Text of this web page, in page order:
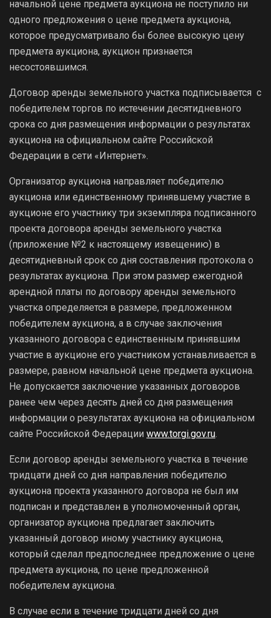
начальной цене предмета аукциона не поступило ни
одного предложения о цене предмета аукциона,
которое предусматривало бы более высокую цену
предмета аукциона, аукцион признается
несостоявшимся.
Договор аренды земельного участка подписывается с
победителем торгов по истечении десятидневного
срока со дня размещения информации о результатах
аукциона на официальном сайте Российской
Федерации в сети «Интернет».
Организатор аукциона направляет победителю
аукциона или единственному принявшему участие в
аукционе его участнику три экземпляра подписанного
проекта договора аренды земельного участка
(приложение №2 к настоящему извещению) в
десятидневный срок со дня составления протокола о
результатах аукциона. При этом размер ежегодной
арендной платы по договору аренды земельного
участка определяется в размере, предложенном
победителем аукциона, а в случае заключения
указанного договора с единственным принявшим
участие в аукционе его участником устанавливается в
размере, равном начальной цене предмета аукциона.
Не допускается заключение указанных договоров
ранее чем через десять дней со дня размещения
информации о результатах аукциона на официальном
сайте Российской Федерации www.torgi.gov.ru.
Если договор аренды земельного участка в течение
тридцати дней со дня направления победителю
аукциона проекта указанного договора не был им
подписан и представлен в уполномоченный орган,
организатор аукциона предлагает заключить
указанный договор иному участнику аукциона,
который сделал предпоследнее предложение о цене
предмета аукциона, по цене предложенной
победителем аукциона.
В случае если в течение тридцати дней со дня